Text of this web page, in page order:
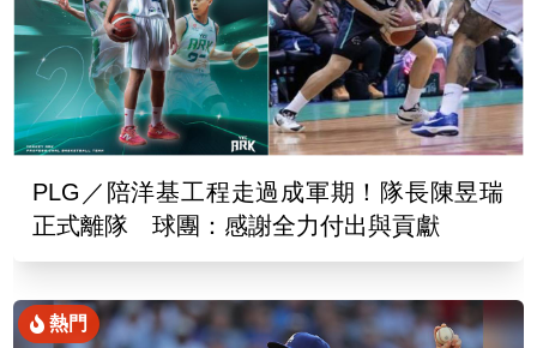
PLG／陪洋基工程走過成軍期！隊長陳昱瑞
正式離隊 球團：感謝全力付出與貢獻
熱門